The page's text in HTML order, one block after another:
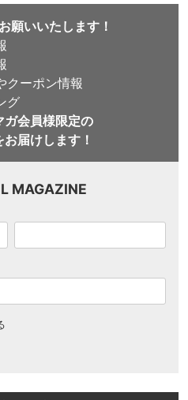
願いいたします！
ーポン情報
グ
ガ会員様限定の
届けします！
MAGAZINE